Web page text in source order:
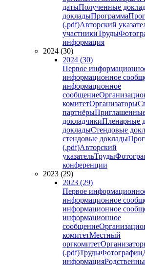
датыПолученные
докладыПрограмма
(.pdf)Авторский
участникиТруды
информация
2024 (30)
2024 (30)
Первое
информационное
информационное
сообщение
комитетОрганизаторы
партнёры
докладчикиПленарные
докладыСтендовые
стендовые доклады
(.pdf)Авторский
указательТруды
конференции
2023 (29)
2023 (29)
Первое
информационное
информационное
информационное
сообщение
комитетМестный
оргкомитет
(.pdf)ТрудыФотографии
информация